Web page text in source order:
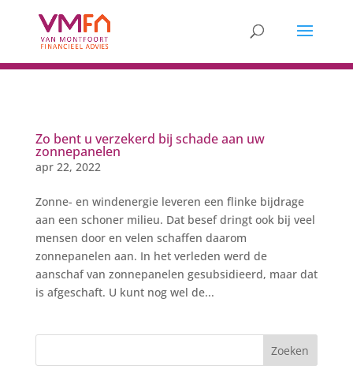
Zo bent u verzekerd bij schade aan uw
zonnepanelen
apr 22, 2022
Zonne- en windenergie leveren een flinke bijdrage
aan een schoner milieu. Dat besef dringt ook bij veel
mensen door en velen schaffen daarom
zonnepanelen aan. In het verleden werd de
aanschaf van zonnepanelen gesubsidieerd, maar dat
is afgeschaft. U kunt nog wel de...